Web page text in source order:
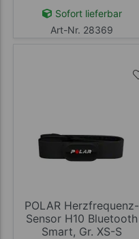
Sofort lieferbar
Art-Nr. 28369
POLAR Herzfrequenz-
Sensor H10 Bluetooth
Smart, Gr. XS-S